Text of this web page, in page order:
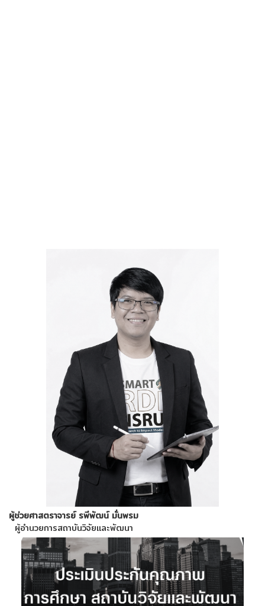
ผู้ช่วยศาสตราจารย์ รพีพัฒน์ มั่นพรม
ผู้อำนวยการสถาบันวิจัยและพัฒนา